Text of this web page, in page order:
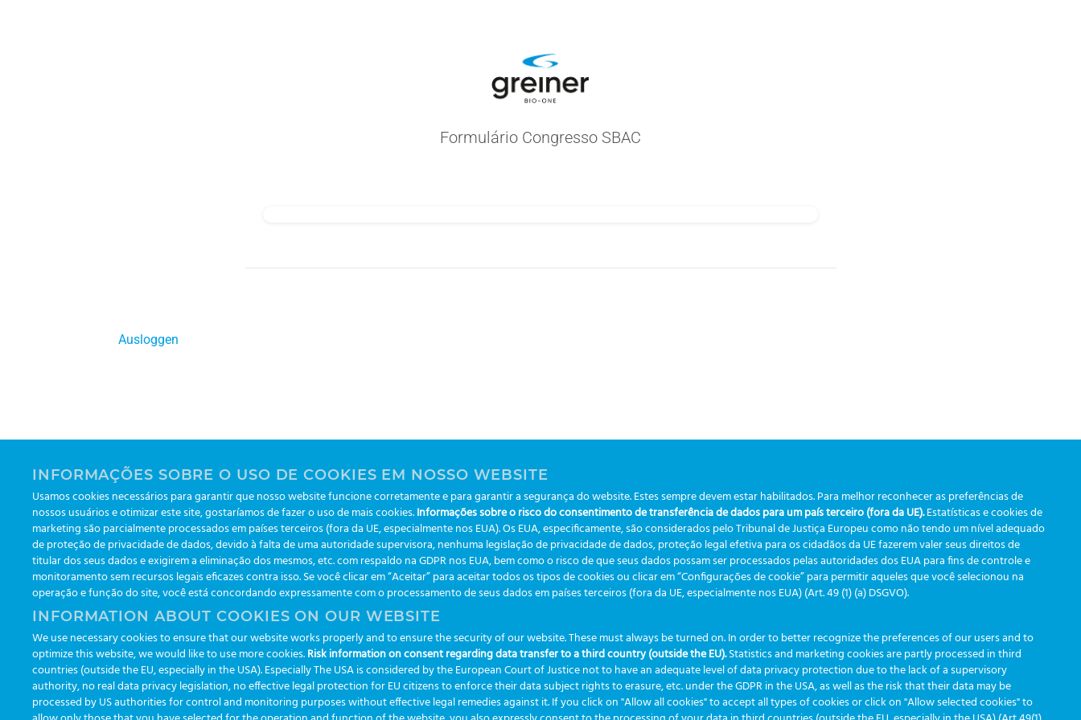
Formulário Congresso SBAC
Ausloggen
INFORMAÇÕES SOBRE O USO DE COOKIES EM NOSSO WEBSITE
Usamos cookies necessários para garantir que nosso website funcione corretamente e para garantir a segurança do website. Estes sempre devem estar habilitados. Para melhor reconhecer as preferências de
nossos usuários e otimizar este site, gostaríamos de fazer o uso de mais cookies.Informações sobre o risco do consentimento de transferência de dados para um país terceiro (fora da UE).Estatísticas e cookies de
marketing são parcialmente processados em países terceiros (fora da UE, especialmente nos EUA). Os EUA, especificamente, são considerados pelo Tribunal de Justiça Europeu como não tendo um nível adequado
de proteção de privacidade de dados, devido à falta de uma autoridade supervisora, nenhuma legislação de privacidade de dados, proteção legal efetiva para os cidadãos da UE fazerem valer seus direitos de
titular dos seus dados e exigirem a eliminação dos mesmos, etc. com respaldo na GDPR nos EUA, bem como o risco de que seus dados possam ser processados pelas autoridades dos EUA para fins de controle e
monitoramento sem recursos legais eficazes contra isso. Se você clicar em “Aceitar” para aceitar todos os tipos de cookies ou clicar em “Configurações de cookie” para permitir aqueles que você selecionou na
operação e função do site, você está concordando expressamente com o processamento de seus dados em países terceiros (fora da UE, especialmente nos EUA) (Art. 49 (1) (a) DSGVO).
INFORMATION ABOUT COOKIES ON OUR WEBSITE
We use necessary cookies to ensure that our website works properly and to ensure the security of our website. These must always be turned on. In order to better recognize the preferences of our users and to
optimize this website, we would like to use more cookies.Risk information on consent regarding data transfer to a third country (outside the EU).Statistics and marketing cookies are partly processed in third
countries (outside the EU, especially in the USA). Especially The USA is considered by the European Court of Justice not to have an adequate level of data privacy protection due to the lack of a supervisory
authority, no real data privacy legislation, no effective legal protection for EU citizens to enforce their data subject rights to erasure, etc. under the GDPR in the USA, as well as the risk that their data may be
processed by US authorities for control and monitoring purposes without effective legal remedies against it. If you click on "Allow all cookies" to accept all types of cookies or click on "Allow selected cookies" to
Segunda a sexta das 8:30 às 17:30